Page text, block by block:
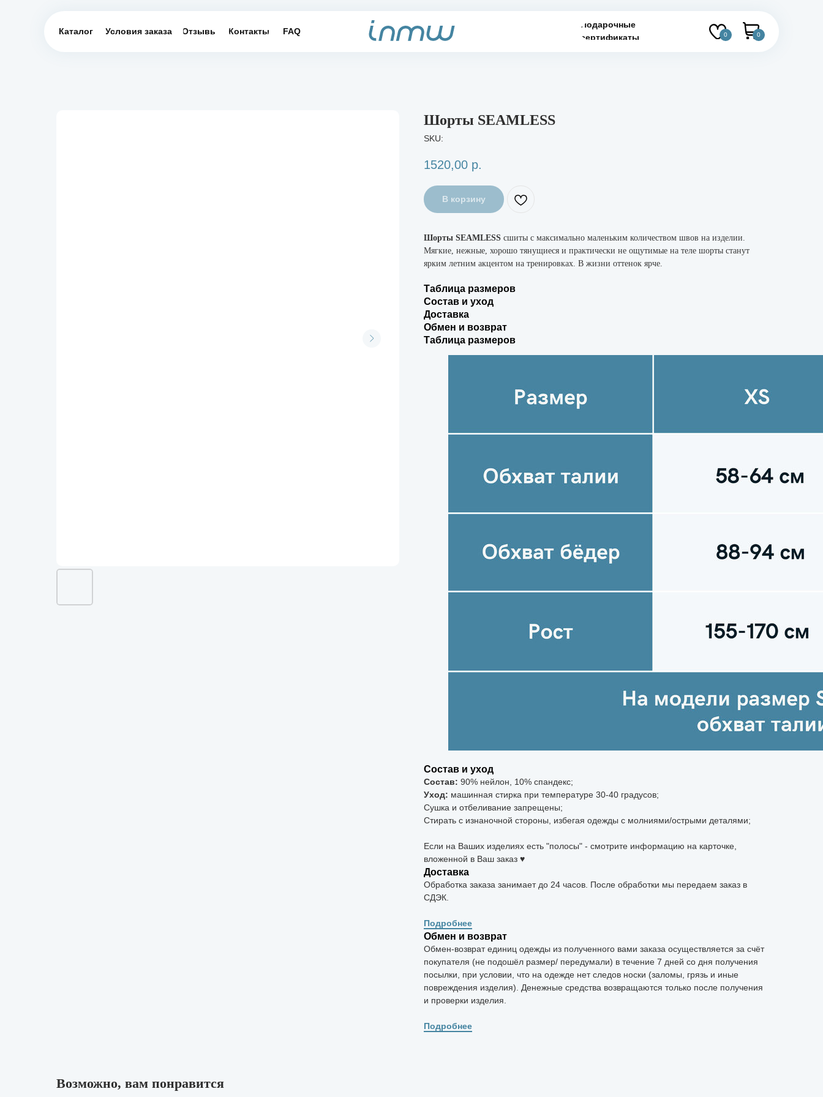
Отзывы FAQ
Контакты
Подарочные
сертификаты
Каталог Условия заказа 0
0
Шорты SEAMLESS
SKU:
1520,00 р.
В корзину
Шорты SEAMLESS сшиты с максимально маленьким количеством швов на изделии.
Мягкие, нежные, хорошо тянущиеся и практически не ощутимые на теле шорты станут
ярким летним акцентом на тренировках. В жизни оттенок ярче.
Таблица размеров
Состав и уход
Доставка
Обмен и возврат
Таблица размеров
Состав и уход
Состав: 90% нейлон, 10% спандекс;
Уход: машинная стирка при температуре 30-40 градусов;
Сушка и отбеливание запрещены;
Стирать с изнаночной стороны, избегая одежды с молниями/острыми деталями;
Если на Ваших изделиях есть "полосы" - смотрите информацию на карточке,
вложенной в Ваш заказ ♥
Доставка
Обработка заказа занимает до 24 часов. После обработки мы передаем заказ в
СДЭК.
Подробнее
Обмен и возврат
Обмен-возврат единиц одежды из полученного вами заказа осуществляется за счёт
покупателя (не подошёл размер/ передумали) в течение 7 дней со дня получения
посылки, при условии, что на одежде нет следов носки (заломы, грязь и иные
повреждения изделия). Денежные средства возвращаются только после получения
и проверки изделия.
Подробнее
Возможно, вам понравится